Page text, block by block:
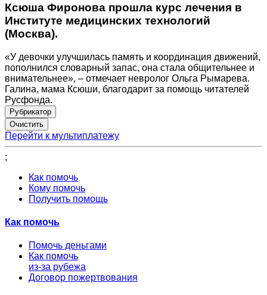
Ксюша Фиронова прошла курс лечения в
Институте медицинских технологий
(Москва).
«У девочки улучшилась память и координация движений,
пополнился словарный запас, она стала общительнее и
внимательнее», – отмечает невролог Ольга Рымарева.
Галина, мама Ксюши, благодарит за помощь читателей
Русфонда.
Рубрикатор
Перейти к мультиплатежу
;
Как помочь
Кому помочь
Получить помощь
Как помочь
Помочь деньгами
Как помочь
из-за рубежа
Договор пожертвования